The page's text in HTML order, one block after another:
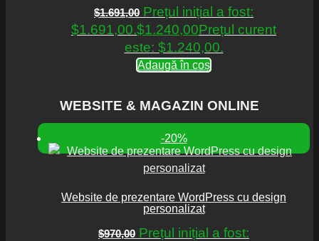
$1.691,00 Prețul inițial a fost:
$1.691,00.$1.240,00Prețul curent
este: $1.240,00.
Adaugă în coș
WEBSITE & MAGAZIN ONLINE
-20%
Website de prezentare WordPress cu design
personalizat
$970,00 Prețul inițial a fost: